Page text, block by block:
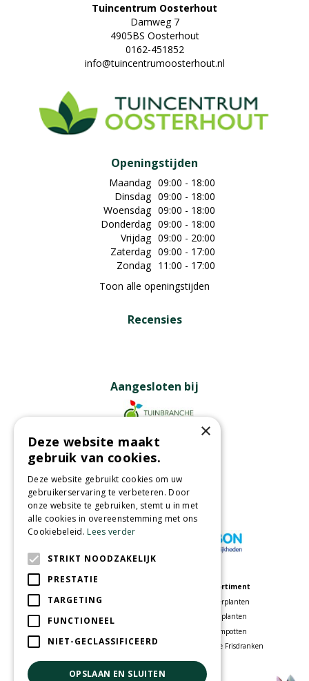
Tuincentrum Oosterhout
Damweg 7
4905BS Oosterhout
0162-451852
info@tuincentrumoosterhout.nl
Openingstijden
Maandag 09:00 - 18:00
Dinsdag 09:00 - 18:00
Woensdag 09:00 - 18:00
Donderdag 09:00 - 18:00
Vrijdag 09:00 - 20:00
Zaterdag 09:00 - 17:00
Zondag 11:00 - 17:00
Toon alle openingstijden
Recensies
Aangesloten bij
Partners
Wij accepteren
Tuincentrum
Speelparadijs
Woonwinkel
Assortiment
Kamerplanten
Tuinplanten
Bloempotten
Voordelige Frisdranken
×
Deze website maakt
gebruik van cookies.
Deze website gebruikt cookies om uw
gebruikerservaring te verbeteren. Door
onze website te gebruiken, stemt u in met
alle cookies in overeenstemming met ons
Cookiebeleid.Lees verder
STRIKT NOODZAKELIJK
PRESTATIE
TARGETING
FUNCTIONEEL
NIET-GECLASSIFICEERD
OPSLAAN EN SLUITEN